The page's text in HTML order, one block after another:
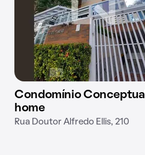
Condomínio Conceptual
home
Rua Doutor Alfredo Ellis, 210